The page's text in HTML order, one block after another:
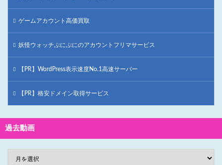
ゲームアカウント高価買取
妖怪ウォッチぷにぷにのアカウントフリマサービス
【PR】WordPress表示速度No.1高速サーバー
【PR】格安ドメイン取得サービス
過去動画